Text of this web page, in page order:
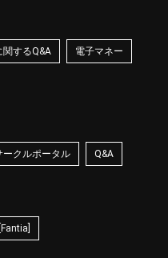
関するQ&A 電子マネー
ークルポータル Q&A